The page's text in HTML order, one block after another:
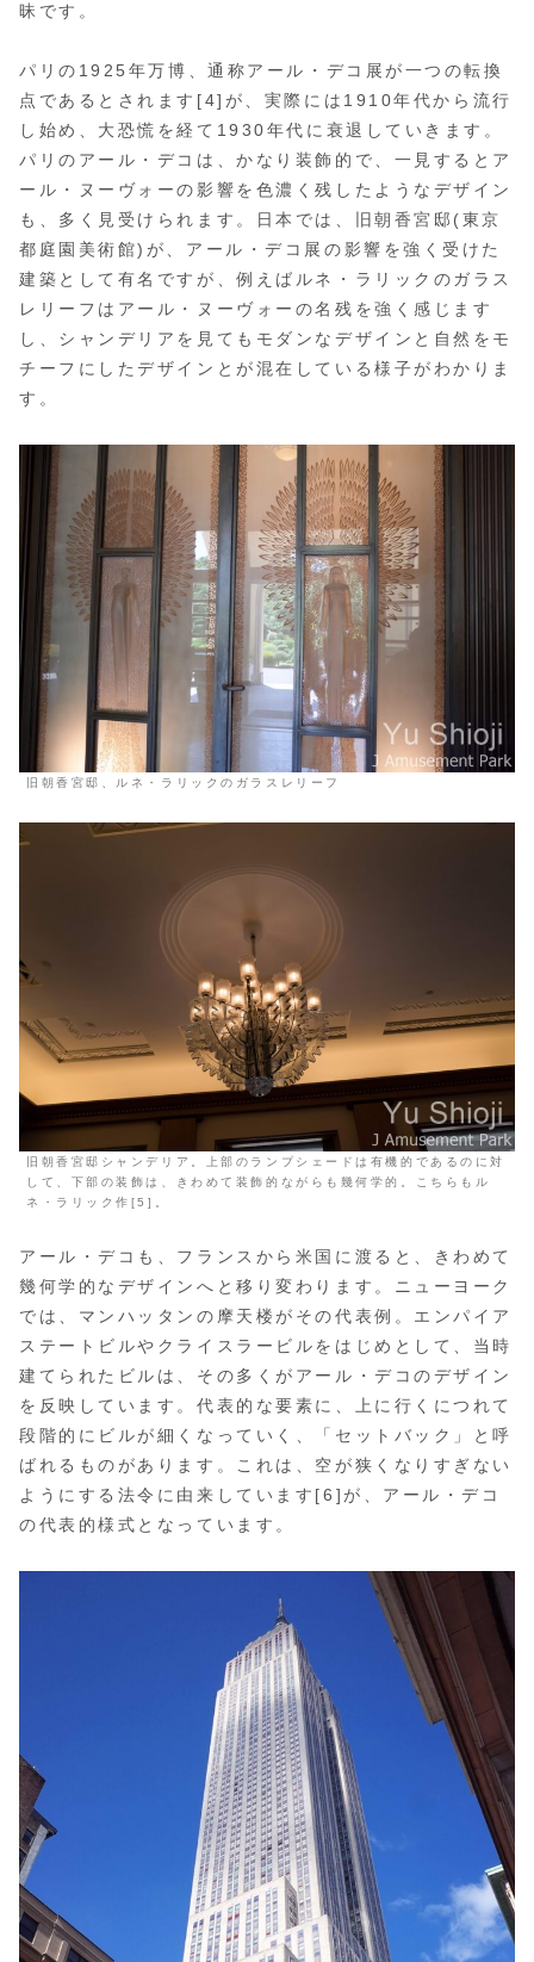
昧です。
パリの1925年万博、通称アール・デコ展が一つの転換
点であるとされます[4]が、実際には1910年代から流行
し始め、大恐慌を経て1930年代に衰退していきます。
パリのアール・デコは、かなり装飾的で、一見するとア
ール・ヌーヴォーの影響を色濃く残したようなデザイン
も、多く見受けられます。日本では、旧朝香宮邸(東京
都庭園美術館)が、アール・デコ展の影響を強く受けた
建築として有名ですが、例えばルネ・ラリックのガラス
レリーフはアール・ヌーヴォーの名残を強く感じます
し、シャンデリアを見てもモダンなデザインと自然をモ
チーフにしたデザインとが混在している様子がわかりま
す。
旧朝香宮邸、ルネ・ラリックのガラスレリーフ
旧朝香宮邸シャンデリア。上部のランプシェードは有機的であるのに対
して、下部の装飾は、きわめて装飾的ながらも幾何学的。こちらもル
ネ・ラリック作[5]。
アール・デコも、フランスから米国に渡ると、きわめて
幾何学的なデザインへと移り変わります。ニューヨーク
では、マンハッタンの摩天楼がその代表例。エンパイア
ステートビルやクライスラービルをはじめとして、当時
建てられたビルは、その多くがアール・デコのデザイン
を反映しています。代表的な要素に、上に行くにつれて
段階的にビルが細くなっていく、「セットバック」と呼
ばれるものがあります。これは、空が狭くなりすぎない
ようにする法令に由来しています[6]が、アール・デコ
の代表的様式となっています。